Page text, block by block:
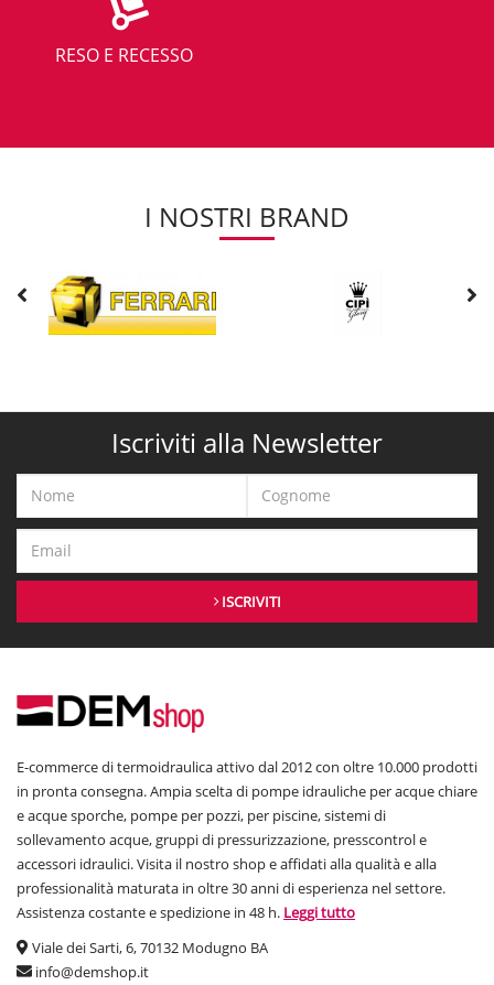
RESO E RECESSO
I NOSTRI BRAND
Iscriviti alla Newsletter
ISCRIVITI
E-commerce di termoidraulica attivo dal 2012 con oltre 10.000 prodotti
in pronta consegna. Ampia scelta di pompe idrauliche per acque chiare
e acque sporche, pompe per pozzi, per piscine, sistemi di
sollevamento acque, gruppi di pressurizzazione, presscontrol e
accessori idraulici. Visita il nostro shop e affidati alla qualità e alla
professionalità maturata in oltre 30 anni di esperienza nel settore.
Assistenza costante e spedizione in 48 h. Leggi tutto
Viale dei Sarti, 6, 70132 Modugno BA
info@demshop.it